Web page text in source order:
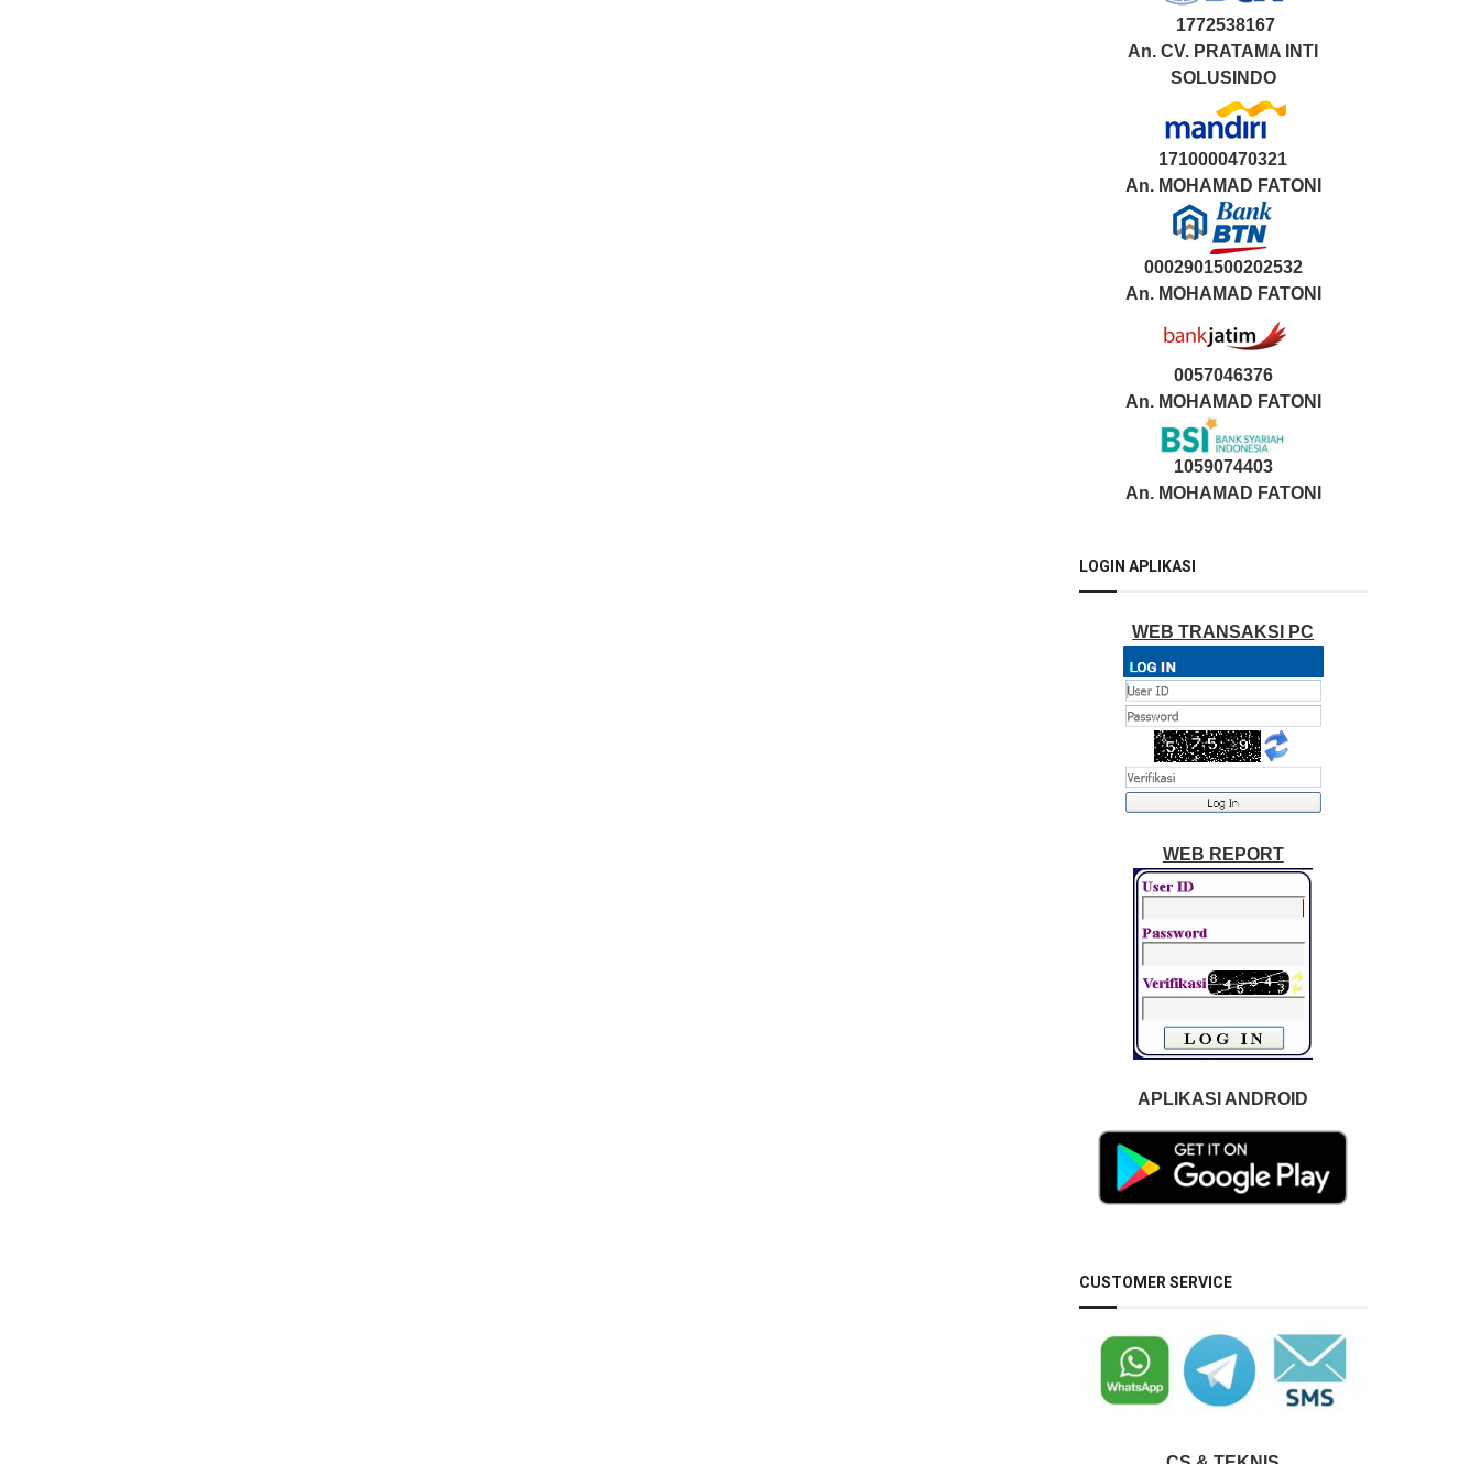
1772538167
An. CV. PRATAMA INTI
SOLUSINDO
1710000470321
An. MOHAMAD FATONI
0002901500202532
An. MOHAMAD FATONI
0057046376
An. MOHAMAD FATONI
1059074403
An. MOHAMAD FATONI
LOGIN APLIKASI
WEB TRANSAKSI PC
WEB REPORT
APLIKASI ANDROID
CUSTOMER SERVICE